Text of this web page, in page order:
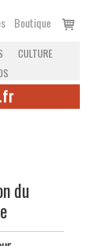
Boutique
Voir
CULTURE
du